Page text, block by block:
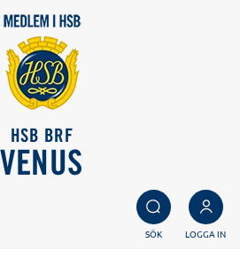
HSB BRF
VENUS
SÖK LOGGA IN